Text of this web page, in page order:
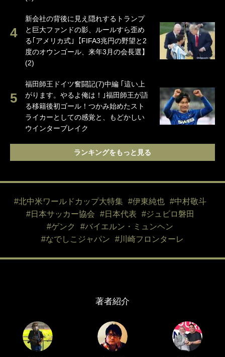
新会社の背後に見え隠れするトランプ
と巨大ファンドの影、ルールすら歪め
る｢アメリカ式｣【FIFA3兆円の野望と2
度のオウンゴール、来年3月の会長選】
(2)
福田師王ドイツ奮闘記(7)中編 ｢這い上
がります。やるよ俺は！｣福田師王が語
る移籍後初ゴール！つかみ始めたスト
ライカーとしての感覚と、もどかしい
ウインターブレイク
ランキングをもっと見る
#北中米ワールドカップ大特集 #伊東純也
#中村敬斗
#日本サッカー協会
#日本代表
#ジュビロ磐田
#ゲンク
#バイエルン・ミュンヘン
#なでしこジャパン
#川崎フロンターレ
著者紹介